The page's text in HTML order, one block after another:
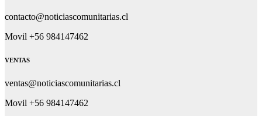
contacto@noticiascomunitarias.cl
Movil +56 984147462
VENTAS
ventas@noticiascomunitarias.cl
Movil +56 984147462